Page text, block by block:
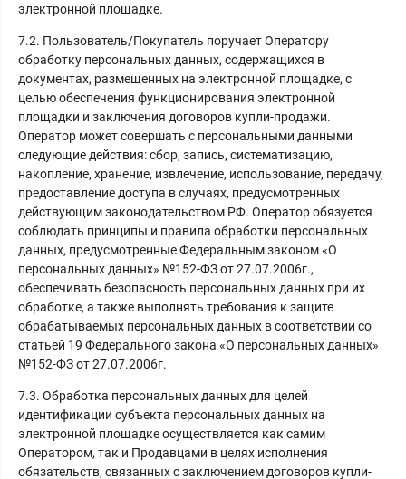
электронной площадке.
7.2. Пользователь/Покупатель поручает Оператору
обработку персональных данных, содержащихся в
документах, размещенных на электронной площадке, с
целью обеспечения функционирования электронной
площадки и заключения договоров купли-продажи.
Оператор может совершать с персональными данными
следующие действия: сбор, запись, систематизацию,
накопление, хранение, извлечение, использование, передачу,
предоставление доступа в случаях, предусмотренных
действующим законодательством РФ. Оператор обязуется
соблюдать принципы и правила обработки персональных
данных, предусмотренные Федеральным законом «О
персональных данных» №152-ФЗ от 27.07.2006г.,
обеспечивать безопасность персональных данных при их
обработке, а также выполнять требования к защите
обрабатываемых персональных данных в соответствии со
статьей 19 Федерального закона «О персональных данных»
№152-ФЗ от 27.07.2006г.
7.3. Обработка персональных данных для целей
идентификации субъекта персональных данных на
электронной площадке осуществляется как самим
Оператором, так и Продавцами в целях исполнения
обязательств, связанных с заключением договоров купли-